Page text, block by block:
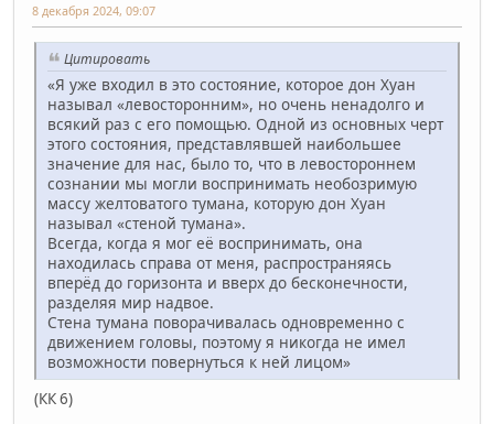
8 декабря 2024, 09:07
Цитировать
«Я уже входил в это состояние, которое дон Хуан
называл «левосторонним», но очень ненадолго и
всякий раз с его помощью. Одной из основных черт
этого состояния, представлявшей наибольшее
значение для нас, было то, что в левостороннем
сознании мы могли воспринимать необозримую
массу желтоватого тумана, которую дон Хуан
называл «стеной тумана».
Всегда, когда я мог её воспринимать, она
находилась справа от меня, распространяясь
вперёд до горизонта и вверх до бесконечности,
разделяя мир надвое.
Стена тумана поворачивалась одновременно с
движением головы, поэтому я никогда не имел
возможности повернуться к ней лицом»
(КК 6)